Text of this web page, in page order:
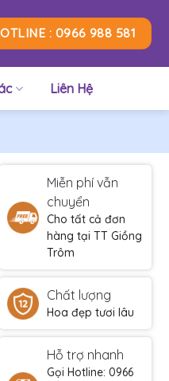
: 0966 988 581
Liên Hệ
Miễn phí vẫn
chuyển
Cho tất cả đơn
hàng tại TT Giồng
Trôm
Chất lượng
Hoa đẹp tươi lâu
Hỗ trợ nhanh
Gọi Hotline: 0966